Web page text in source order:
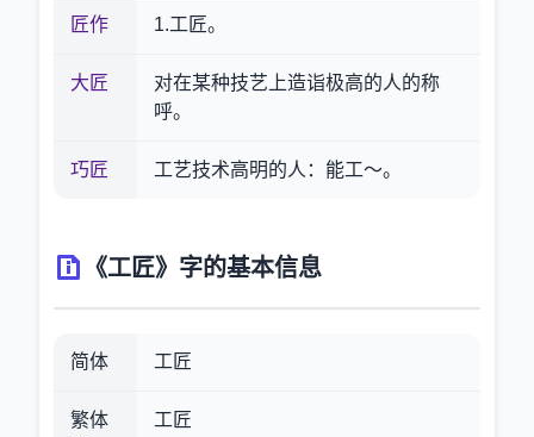
匠作 1.工匠。
大匠
对在某种技艺上造诣极高的人的称
呼。
巧匠 工艺技术高明的人：能工～。
《工匠》字的基本信息
简体 工匠
繁体
工匠